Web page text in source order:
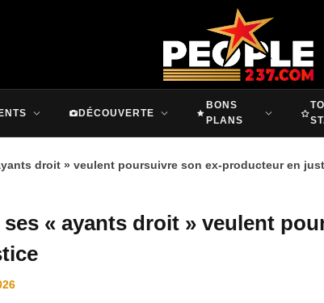
DÉCOUVERTE
BONS
PLANS
droit » veulent poursuivre son ex-producteur en
« ayants droit » veulent